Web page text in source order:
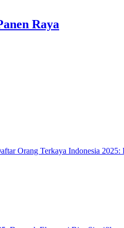
Raya
Orang Terkaya Indonesia